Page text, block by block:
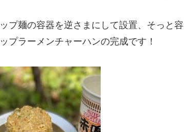
プ麺の容器を逆さまにして設置、そっと
プラーメンチャーハンの完成です！